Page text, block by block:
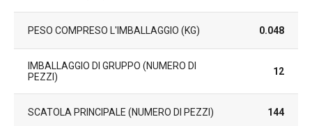
PESO COMPRESO L'IMBALLAGGIO (KG) 0.048
IMBALLAGGIO DI GRUPPO (NUMERO DI
PEZZI)
12
SCATOLA PRINCIPALE (NUMERO DI PEZZI) 144